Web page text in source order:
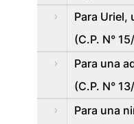
Para Uriel,
(C.P. N°
Para una
(C.P. N°
Para una